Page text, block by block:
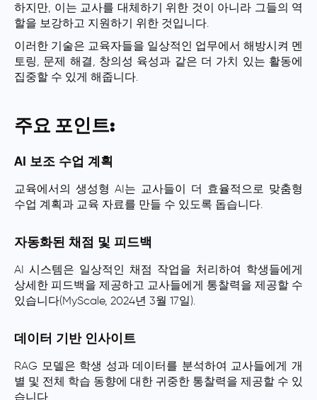
하지만, 이는 교사를 대체하기 위한 것이 아니라 그들의 역
할을 보강하고 지원하기 위한 것입니다.
이러한 기술은 교육자들을 일상적인 업무에서 해방시켜 멘
토링, 문제 해결, 창의성 육성과 같은 더 가치 있는 활동에
집중할 수 있게 해줍니다.
주요 포인트:
AI 보조 수업 계획
교육에서의 생성형 AI는 교사들이 더 효율적으로 맞춤형
수업 계획과 교육 자료를 만들 수 있도록 돕습니다.
자동화된 채점 및 피드백
AI 시스템은 일상적인 채점 작업을 처리하여 학생들에게
상세한 피드백을 제공하고 교사들에게 통찰력을 제공할 수
있습니다(MyScale, 2024년 3월 17일).
데이터 기반 인사이트
RAG 모델은 학생 성과 데이터를 분석하여 교사들에게 개
별 및 전체 학습 동향에 대한 귀중한 통찰력을 제공할 수 있
습니다.